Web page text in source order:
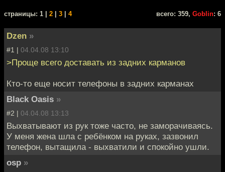
cтраницы: 1 | 2 3 4 всего: 359, Goblin: 6
Dzen »
#1 | 04.04.08 13:10
>Проще всего доставать из задних карманов
Кто-то еще носит телефоны в задних карманах
Black Oasis »
#2 | 04.04.08 13:13
Выхватывают из рук тоже часто, не заморачиваясь.
У меня жена шла с ребёнком на руках, зазвонил
телефон, вытащила - выхватили и спокойно ушли.
osp »